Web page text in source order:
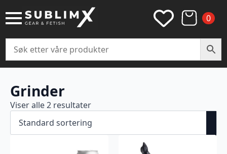
0
Grinder
Viser alle 2 resultater